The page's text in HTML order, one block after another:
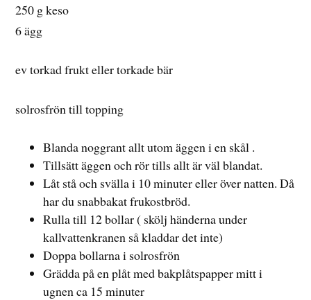
250 g keso
6 ägg
ev torkad frukt eller torkade bär
solrosfrön till topping
Blanda noggrant allt utom äggen i en skål .
Tillsätt äggen och rör tills allt är väl blandat.
Låt stå och svälla i 10 minuter eller över natten. Då
har du snabbakat frukostbröd.
Rulla till 12 bollar ( skölj händerna under
kallvattenkranen så kladdar det inte)
Doppa bollarna i solrosfrön
Grädda på en plåt med bakplåtspapper mitt i
ugnen ca 15 minuter